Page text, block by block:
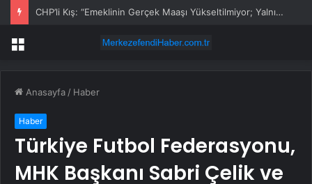
CHP’li Kış: “Emeklinin Gerçek Maaşı Yükseltilmiyor; Yalnızca Açlık Sınırının Altında Yaşayacağı Yeni Rakam İlan Ediliyor”
Menü
Anasayfa / Haber
Haber
Türkiye Futbol Federasyonu,
MHK Başkanı Sabri Çelik ve